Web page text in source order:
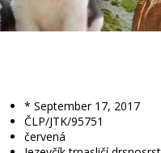
* September 17, 2017
ČLP/JTK/95751
červená